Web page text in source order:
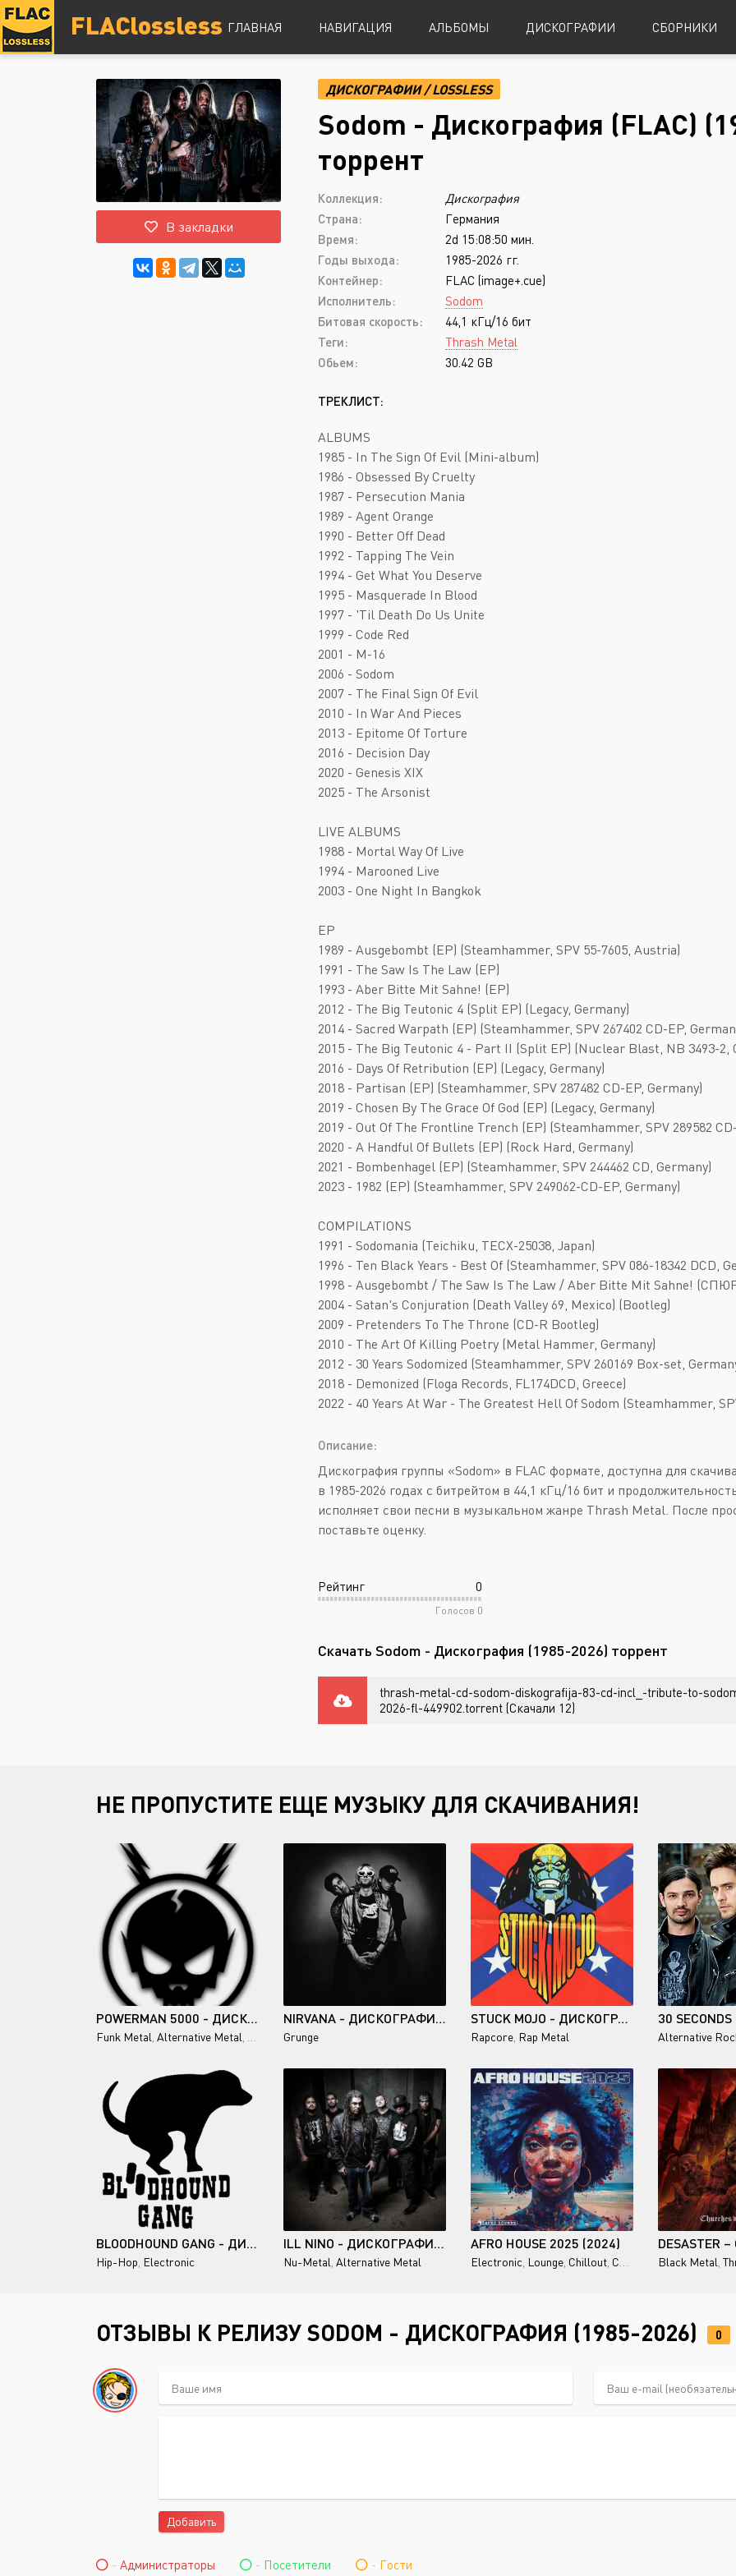
FLAClossless ГЛАВНАЯ НАВИГАЦИЯ
DSD
Hi-Res
Lossless
Vinyl
Топ 100
Alternative Rock
Indie Rock
Industrial Metal
Metalcore
Nu-Metal
Post-Hardcore
Punk Rock
Black Metal
Folk Metal
Gothic Metal
Groove Metal
Heavy Metal
Melodic Death Metal
Power Metal
Progressive Metal
АЛЬБОМЫ ДИСКОГРАФИИ СБОРНИКИ
В закладки
ДИСКОГРАФИИ/LOSSLESS
Sodom - Дискография (FLAC)
торрент
Коллекция:
Дискография
Страна:
Германия
Время:
2d 15:08:50 мин.
Годы выхода:
1985-2026 гг.
Контейнер:
FLAC (image+.cue)
Исполнитель:
Sodom
Битовая скорость:
44,1 кГц/16 бит
Теги:
Thrash Metal
Обьем:
30.42 GB
ТРЕКЛИСТ:
ALBUMS
1985 - In The Sign Of Evil (Mini-album)
1986 - Obsessed By Cruelty
1987 - Persecution Mania
1989 - Agent Orange
1990 - Better Off Dead
1992 - Tapping The Vein
1994 - Get What You Deserve
1995 - Masquerade In Blood
1997 - 'Til Death Do Us Unite
1999 - Code Red
2001 - M-16
2006 - Sodom
2007 - The Final Sign Of Evil
2010 - In War And Pieces
2013 - Epitome Of Torture
2016 - Decision Day
2020 - Genesis XIX
2025 - The Arsonist
LIVE ALBUMS
1988 - Mortal Way Of Live
1994 - Marooned Live
2003 - One Night In Bangkok
EP
1989 - Ausgebombt (EP) (Steamhammer, SPV 55-7605, Austria)
1991 - The Saw Is The Law (EP)
1993 - Aber Bitte Mit Sahne! (EP)
2012 - The Big Teutonic 4 (Split EP) (Legacy, Germany)
2014 - Sacred Warpath (EP) (Steamhammer, SPV 267402 CD-EP,
2015 - The Big Teutonic 4 - Part II (Split EP) (Nuclear Blast, NB 3493-2,
2016 - Days Of Retribution (EP) (Legacy, Germany)
2018 - Partisan (EP) (Steamhammer, SPV 287482 CD-EP, Germany)
2019 - Chosen By The Grace Of God (EP) (Legacy, Germany)
2019 - Out Of The Frontline Trench (EP) (Steamhammer, SPV 289582
2020 - A Handful Of Bullets (EP) (Rock Hard, Germany)
2021 - Bombenhagel (EP) (Steamhammer, SPV 244462 CD, Germany)
2023 - 1982 (EP) (Steamhammer, SPV 249062-CD-EP, Germany)
COMPILATIONS
1991 - Sodomania (Teichiku, TECX-25038, Japan)
1996 - Ten Black Years - Best Of (Steamhammer, SPV 086-18342 DCD,
1998 - Ausgebombt / The Saw Is The Law / Aber Bitte Mit Sahne!
2004 - Satan's Conjuration (Death Valley 69, Mexico) (Bootleg)
2009 - Pretenders To The Throne (CD-R Bootleg)
2010 - The Art Of Killing Poetry (Metal Hammer, Germany)
2012 - 30 Years Sodomized (Steamhammer, SPV 260169 Box-set,
2018 - Demonized (Floga Records, FL174DCD, Greece)
2022 - 40 Years At War - The Greatest Hell Of Sodom (Steamhammer,
Описание:
Дискография группы «Sodom» в FLAC формате, доступна для
в 1985-2026 годах с битрейтом в 44,1 кГц/16 бит и
исполняет свои песни в музыкальном жанре Thrash Metal. После
поставьте оценку.
Рейтинг 0
Голосов 0
Скачать Sodom - Дискография (1985-2026) торрент
thrash-metal-cd-sodom-diskografija-83-cd-incl_-tribute-to-
2026-fl-449902.torrent (Скачали 12)
НЕ ПРОПУСТИТЕ ЕЩЕ МУЗЫКУ ДЛЯ СКАЧИВАНИЯ!
POWERMAN 5000 - ДИСКОГРАФИЯ (1994-2014)
Funk Metal Alternative Metal Industrial Metal
NIRVANA - ДИСКОГРАФИЯ (1989-2009)
Grunge
STUCK MOJO - ДИСКОГРАФИЯ (1995-2016)
Rapcore Rap Metal Alternative
BLOODHOUND GANG - ДИСКОГРАФИЯ (1994-2015)
Hip-Hop Electronic
ILL NINO - ДИСКОГРАФИЯ (2002-2008)
Nu-Metal Alternative Metal
AFRO HOUSE 2025 (2024)
Electronic Lounge Chillout Chill-House Black Metal
ОТЗЫВЫ К РЕЛИЗУ SODOM - ДИСКОГРАФИЯ (1985-2026) 0
Добавить
- Администраторы - Посетители - Гости